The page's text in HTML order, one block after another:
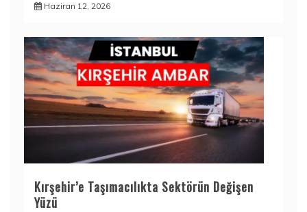
Haziran 12, 2026
Kırşehir’e Taşımacılıkta Sektörün Değişen
Yüzü